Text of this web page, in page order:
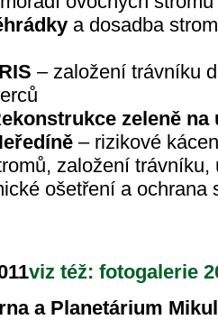
a dosadba
– založení trávníku
zeleně
– rizikové
založení trávníku,
ošetření a ochrana
viz též: fotogalerie
a Planetárium